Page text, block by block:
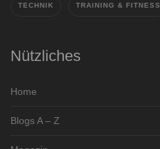
TECHNIK TRAINING & FITNESS
Nützliches
Home
Blogs A – Z